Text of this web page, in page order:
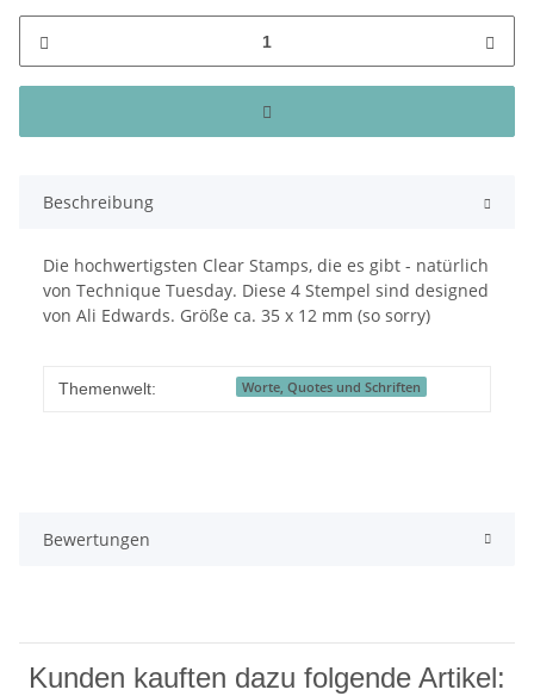
Beschreibung
Die hochwertigsten Clear Stamps, die es gibt - natürlich
von Technique Tuesday. Diese 4 Stempel sind designed
von Ali Edwards. Größe ca. 35 x 12 mm (so sorry)
Themenwelt: Worte, Quotes und Schriften
Bewertungen
Kunden kauften dazu folgende Artikel: